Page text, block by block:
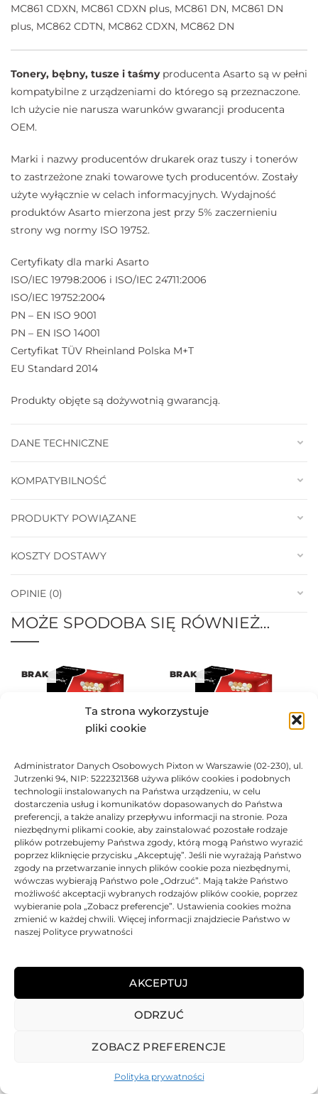
Ta strona wykorzystuje
pliki cookie
Administrator Danych Osobowych Pixton w Warszawie (02-230), ul.
Jutrzenki 94, NIP: 5222321368 używa plików cookies i podobnych
technologii instalowanych na Państwa urządzeniu, w celu
dostarczenia usług i komunikatów dopasowanych do Państwa
preferencji, a także analizy przepływu informacji na stronie. Poza
niezbędnymi plikami cookie, aby zainstalować pozostałe rodzaje
plików potrzebujemy Państwa zgody, którą mogą Państwo wyrazić
poprzez kliknięcie przycisku „Akceptuję”. Jeśli nie wyrażają Państwo
zgody na przetwarzanie innych plików cookie poza niezbędnymi,
wówczas wybierają Państwo pole „Odrzuć”. Mają także Państwo
możliwość akceptacji wybranych rodzajów plików cookie, poprzez
wybieranie pola „Zobacz preferencje”. Ustawienia cookies można
zmienić w każdej chwili. Więcej informacji znajdziecie Państwo w
naszej Polityce prywatności
AKCEPTUJ
ODRZUĆ
ZOBACZ PREFERENCJE
Polityka prywatności
MC861 CDXN, MC861 CDXN plus, MC861 DN, MC861 DN
plus, MC862 CDTN, MC862 CDXN, MC862 DN
Tonery, bębny, tusze i taśmyproducenta Asarto są w pełni
kompatybilne z urządzeniami do którego są przeznaczone.
Ich użycie nie narusza warunków gwarancji producenta
OEM.
Marki i nazwy producentów drukarek oraz tuszy i tonerów
to zastrzeżone znaki towarowe tych producentów. Zostały
użyte wyłącznie w celach informacyjnych. Wydajność
produktów Asarto mierzona jest przy 5% zaczernieniu
strony wg normy ISO 19752.
Certyfikaty dla marki Asarto
ISO/IEC 19798:2006 i ISO/IEC 24711:2006
ISO/IEC 19752:2004
PN – EN ISO 9001
PN – EN ISO 14001
Certyfikat TÜV Rheinland Polska M+T
EU Standard 2014
Produkty objęte są dożywotnią gwarancją.
DANE TECHNICZNE
KOMPATYBILNOŚĆ
PRODUKTY POWIĄZANE
KOSZTY DOSTAWY
OPINIE (0)
MOŻE SPODOBA SIĘ RÓWNIEŻ…
BRAK
Toner Asarto zamiennik OKI
44059253
Oceniono0na 5
475,60 zł
BRAK
Toner Asarto zamiennik OKI
44059255
475,60zł
BRAK
Oceniono